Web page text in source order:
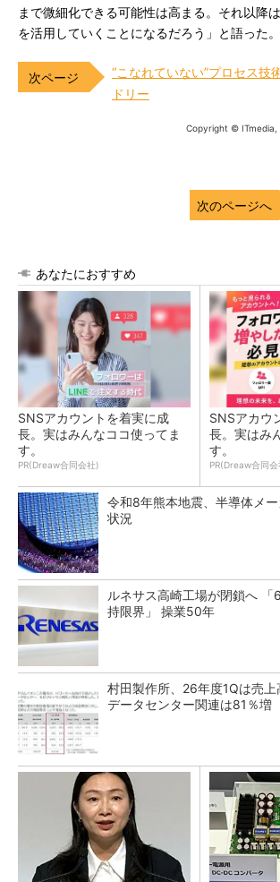
まで微細化できる可能性は高まる。それ以降
を活用していくことになるだろう」と語った。
“こなれていない”プロセス技
ドリー
Copyright © ITmedia,
次のページへ
あなたにおすすめ
SNSアカウントを着実に成
長。実はみんなココ使ってま
す。
PR(Dreaw合同会社)
SNSアカウ
長。実はみ
す。
PR(Dreaw合同会
令和8年熊本地震、半導体メ
状況
ルネサス高崎工場が閉鎖へ 「
持限界」 操業50年
村田製作所、26年度1Qは売
データセンター関連は81％増